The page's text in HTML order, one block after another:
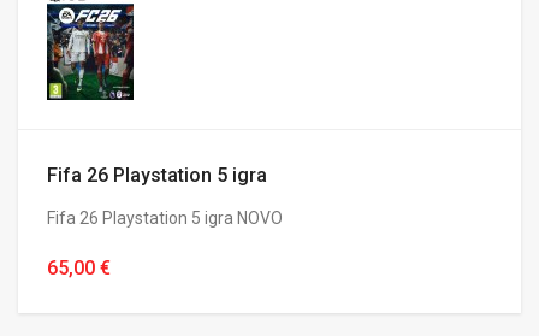
Fifa 26 Playstation 5 igra
Fifa 26 Playstation 5 igra NOVO
65,00 €